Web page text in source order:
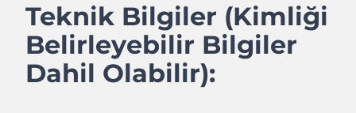
Teknik Bilgiler (Kimliği
Belirleyebilir Bilgiler
Dahil Olabilir):